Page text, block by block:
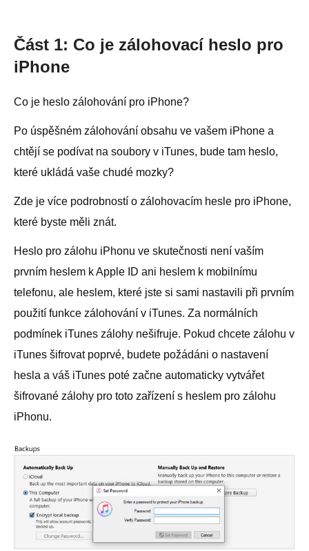
Část 1: Co je zálohovací heslo pro
iPhone
Co je heslo zálohování pro iPhone?
Po úspěšném zálohování obsahu ve vašem iPhone a
chtějí se podívat na soubory v iTunes, bude tam heslo,
které ukládá vaše chudé mozky?
Zde je více podrobností o zálohovacím hesle pro iPhone,
které byste měli znát.
Heslo pro zálohu iPhonu ve skutečnosti není vaším
prvním heslem k Apple ID ani heslem k mobilnímu
telefonu, ale heslem, které jste si sami nastavili při prvním
použití funkce zálohování v iTunes. Za normálních
podmínek iTunes zálohy nešifruje. Pokud chcete zálohu v
iTunes šifrovat poprvé, budete požádáni o nastavení
hesla a váš iTunes poté začne automaticky vytvářet
šifrované zálohy pro toto zařízení s heslem pro zálohu
iPhonu.